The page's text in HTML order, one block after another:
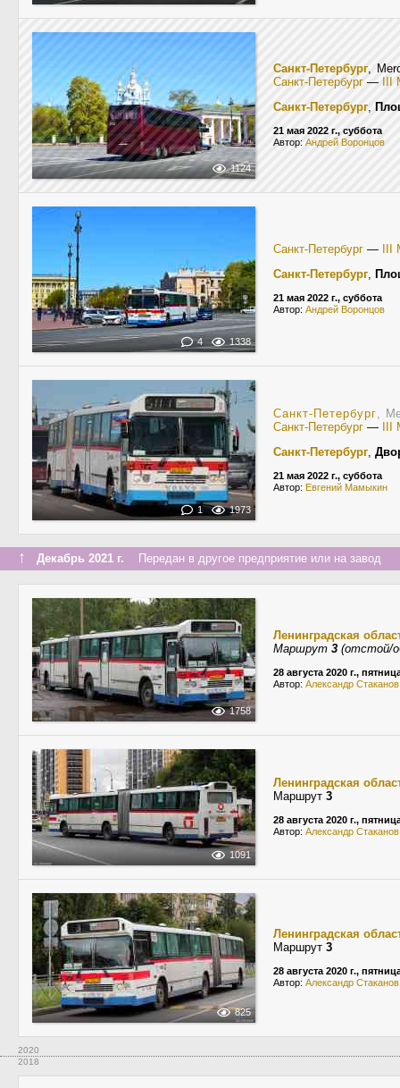
1124
Санкт-Петербург,
Санкт-Петербург —
Санкт-Петербург,
21 мая 2022 г., суббота
Автор: Андрей Воронцов
4 1338
Санкт-Петербург —
Санкт-Петербург,
21 мая 2022 г., суббота
Автор: Андрей Воронцов
1 1973
Санкт-Петербург,
Санкт-Петербург —
Санкт-Петербург,
21 мая 2022 г., суббота
Автор: Евгений Мамыкин
↑ Декабрь 2021 г. Передан в другое предприятие или на завод
1758
Ленинградская
Маршрут 3 (отстой/
28 августа 2020 г.,
Автор: Александр Стаканов
1091
Ленинградская
Маршрут 3
28 августа 2020 г.,
Автор: Александр Стаканов
825
Ленинградская
Маршрут 3
28 августа 2020 г.,
Автор: Александр Стаканов
2020
2018